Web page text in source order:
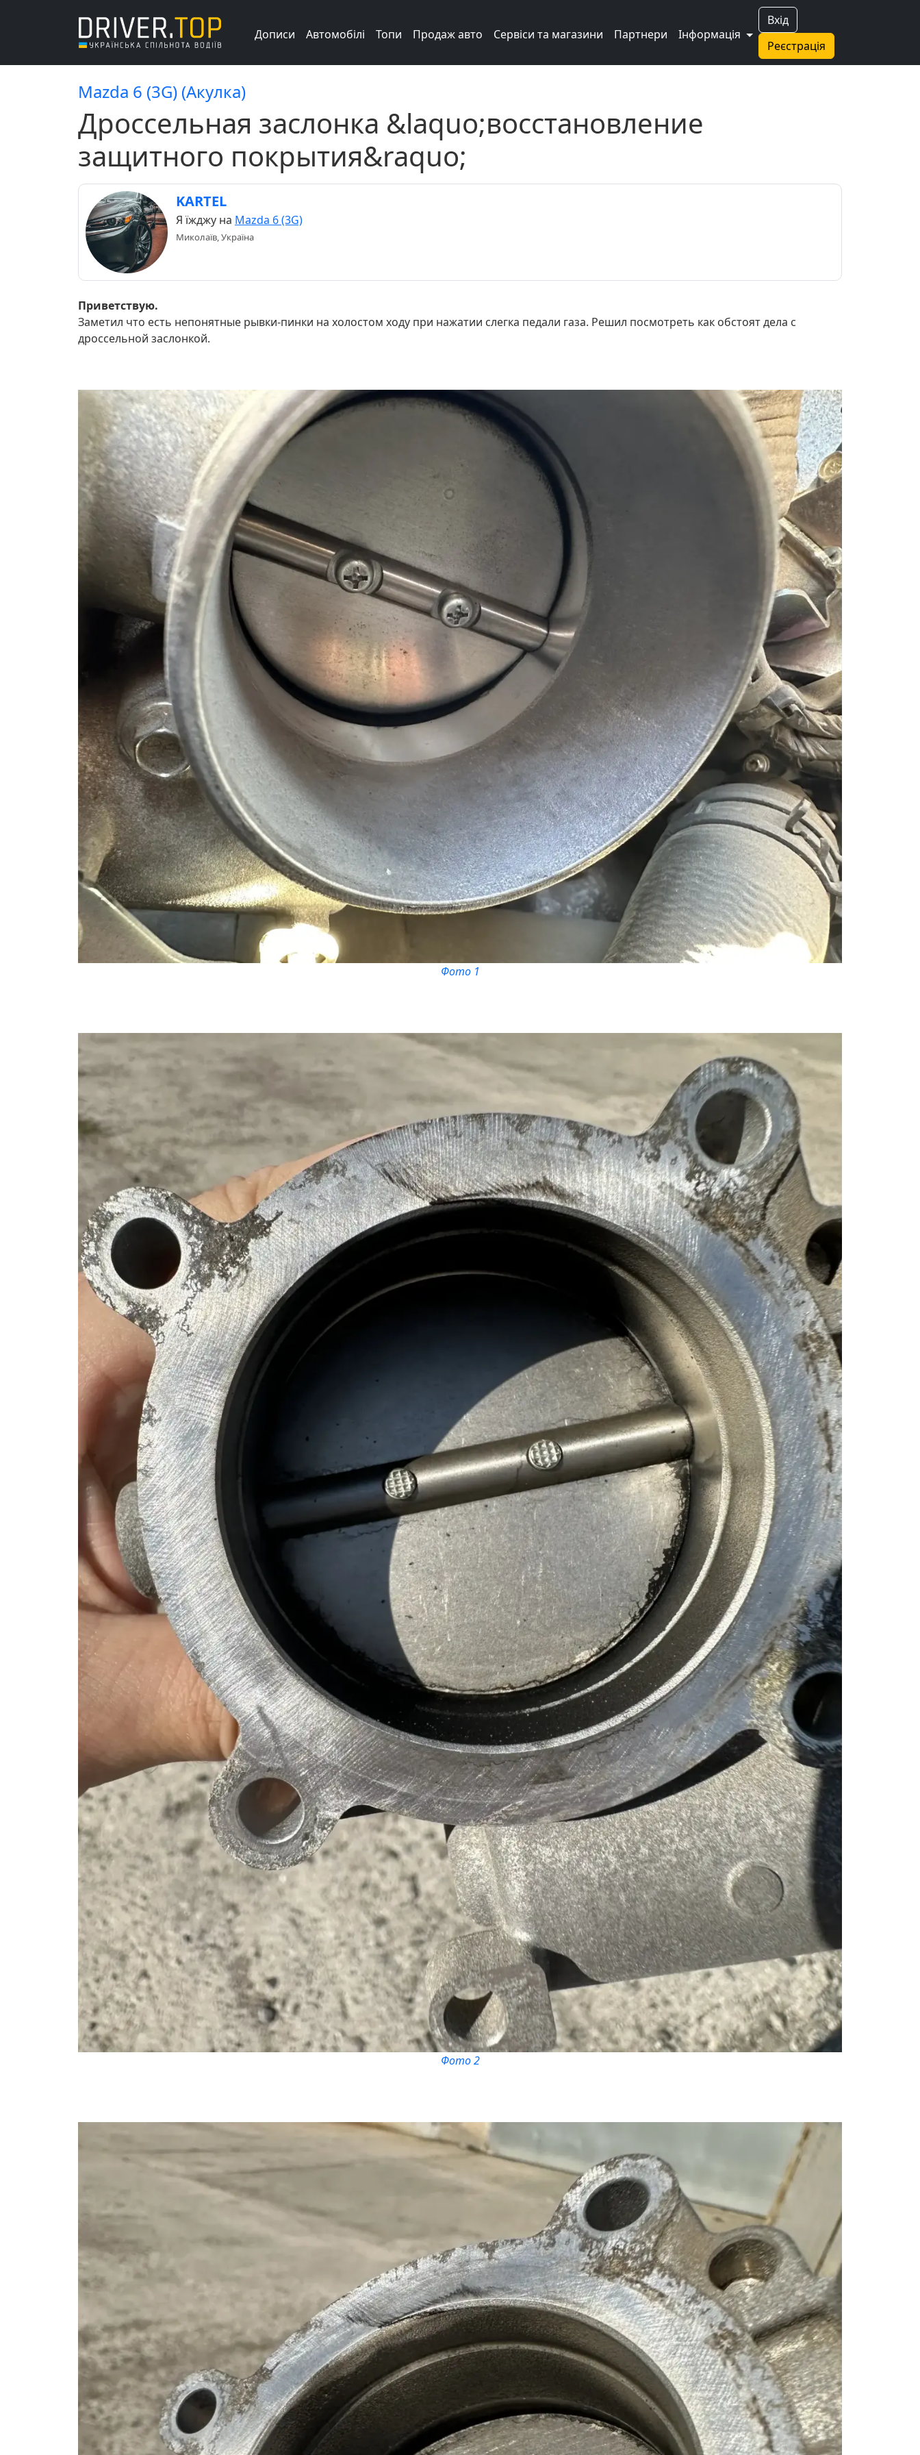
Вхід
Реєстрація
Дописи Автомобілі Топи Продаж авто Сервіси та магазини Партнери Інформація
Mazda 6 (3G) (Акулка)
Дроссельная заслонка &laquo;восстановление
защитного покрытия&raquo;
KARTEL
Я їжджу на Mazda 6 (3G)
Миколаїв, Україна
Приветствую.
Заметил что есть непонятные рывки-пинки на холостом ходу при нажатии слегка педали газа. Решил посмотреть как обстоят дела с
дроссельной заслонкой.
Фото 1
Фото 2